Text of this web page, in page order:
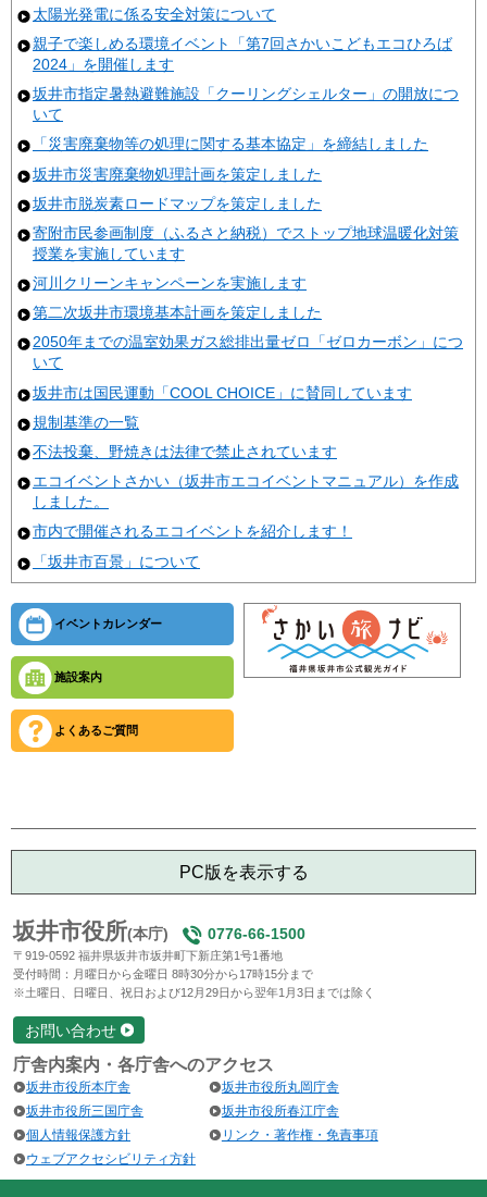
太陽光発電に係る安全対策について
親子で楽しめる環境イベント「第7回さかいこどもエコひろば
2024」を開催します
坂井市指定暑熱避難施設「クーリングシェルター」の開放につ
いて
「災害廃棄物等の処理に関する基本協定」を締結しました
坂井市災害廃棄物処理計画を策定しました
坂井市脱炭素ロードマップを策定しました
寄附市民参画制度（ふるさと納税）でストップ地球温暖化対策
授業を実施しています
河川クリーンキャンペーンを実施します
第二次坂井市環境基本計画を策定しました
2050年までの温室効果ガス総排出量ゼロ「ゼロカーボン」につ
いて
坂井市は国民運動「COOL CHOICE」に賛同しています
規制基準の一覧
不法投棄、野焼きは法律で禁止されています
エコイベントさかい（坂井市エコイベントマニュアル）を作成
しました。
市内で開催されるエコイベントを紹介します！
「坂井市百景」について
イベントカレンダー
施設案内
よくあるご質問
PC版を表示する
坂井市役所(本庁) 0776-66-1500
〒919-0592 福井県坂井市坂井町下新庄第1号1番地
受付時間：月曜日から金曜日 8時30分から17時15分まで
※土曜日、日曜日、祝日および12月29日から翌年1月3日までは除く
お問い合わせ
庁舎内案内・各庁舎へのアクセス
坂井市役所本庁舎
坂井市役所丸岡庁舎
坂井市役所三国庁舎
坂井市役所春江庁舎
個人情報保護方針
リンク・著作権・免責事項
ウェブアクセシビリティ方針